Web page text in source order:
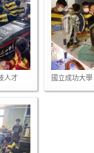
人才 國立成功大